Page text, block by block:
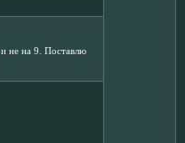
и не на 9. Поставлю